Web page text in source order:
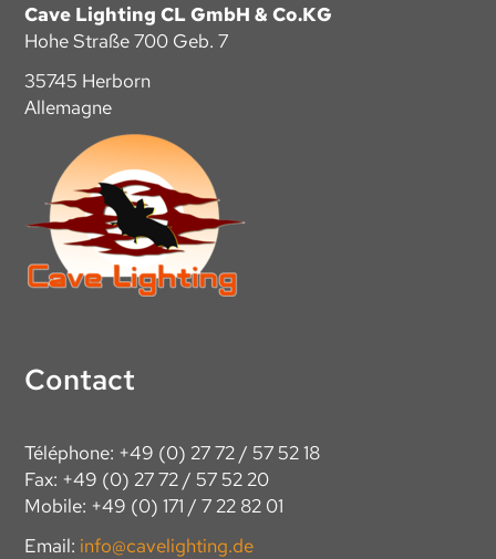
Cave Lighting CL GmbH & Co.KG
Hohe Straße 700 Geb. 7
35745 Herborn
Allemagne
Contact
Téléphone: +49 (0) 27 72 / 57 52 18
Fax: +49 (0) 27 72 / 57 52 20
Mobile: +49 (0) 171 / 7 22 82 01
Email: info@cavelighting.de